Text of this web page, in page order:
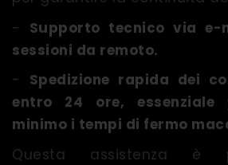
- Supporto tecnico via e-
sessioni da remoto.
- Spedizione rapida dei
entro 24 ore,
minimo i tempi di fermo
Questa assistenza è